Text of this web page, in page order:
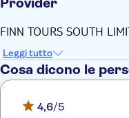
FINN TOURS SOUTH
Leggi tutto
Cosa dicono le
4,6/5